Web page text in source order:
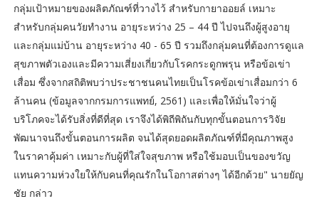
กลุ่มเป้าหมายของผลิตภัณฑ์ที่วางไว้ สำหรับกายาออยล์ เหมาะ
สำหรับกลุ่มคนวัยทำงาน อายุระหว่าง 25 – 44 ปี ไปจนถึงผู้สูงอายุ
และกลุ่มแม่บ้าน อายุระหว่าง 40 - 65 ปี รวมถึงกลุ่มคนที่ต้องการดูแล
สุขภาพตัวเองและมีความเสี่ยงเกี่ยวกับโรคกระดูกพรุน หรือข้อเข่า
เสื่อม ซึ่งจากสถิติพบว่าประชาชนคนไทยเป็นโรคข้อเข่าเสื่อมกว่า 6
ล้านคน (ข้อมูลจากกรมการแพทย์, 2561) และเพื่อให้มั่นใจว่าผู้
บริโภคจะได้รับสิ่งที่ดีที่สุด เราจึงได้พิถีพิถันกับทุกขั้นตอนการวิจัย
พัฒนาจนถึงขั้นตอนการผลิต จนได้สุดยอดผลิตภัณฑ์ที่มีคุณภาพสูง
ในราคาคุ้มค่า เหมาะกับผู้ที่ใส่ใจสุขภาพ หรือใช้มอบเป็นของขวัญ
แทนความห่วงใยให้กับคนที่คุณรักในโอกาสต่างๆ ได้อีกด้วย" นายยัญ
ชัย กล่าว